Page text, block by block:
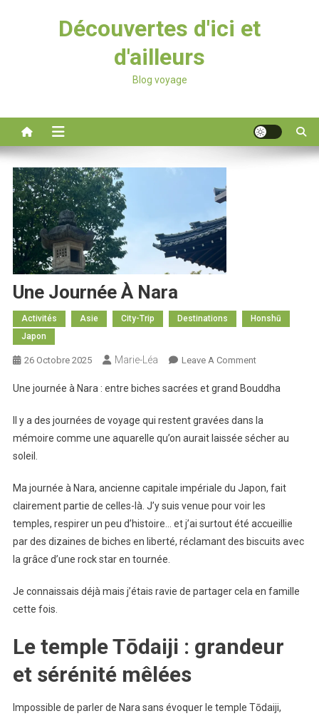
Découvertes d'ici et
d'ailleurs
Blog voyage
Une Journée À Nara
Activités Asie City-Trip Destinations
Honshū
Japon
26 Octobre 2025 Marie-Léa Leave A CommentOn
Journée
Nara
Une journée à Nara : entre biches sacrées et grand Bouddha
Il y a des journées de voyage qui restent gravées dans la
mémoire comme une aquarelle qu’on aurait laissée sécher au
soleil.
Ma journée à Nara, ancienne capitale impériale du Japon, fait
clairement partie de celles-là. J’y suis venue pour voir les
temples, respirer un peu d’histoire… et j’ai surtout été accueillie
par des dizaines de biches en liberté, réclamant des biscuits avec
la grâce d’une rock star en tournée.
Je connaissais déjà mais j’étais ravie de partager cela en famille
cette fois.
Le temple Tōdaiji : grandeur
et sérénité mêlées
Impossible de parler de Nara sans évoquer le temple Tōdaiji,